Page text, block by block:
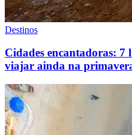
Destinos
Cidades encantadoras: 7
viajar ainda na